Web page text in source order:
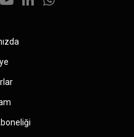
YouTubeLinkedInWhatsApp